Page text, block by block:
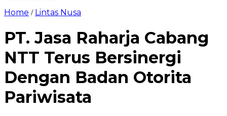
Home / Lintas Nusa
PT. Jasa Raharja Cabang
NTT Terus Bersinergi
Dengan Badan Otorita
Pariwisata